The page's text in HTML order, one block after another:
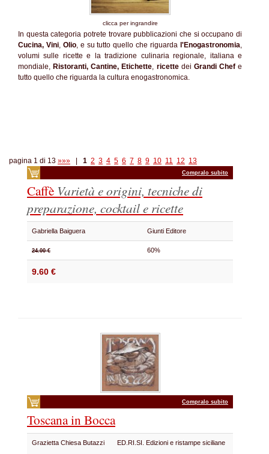
clicca per ingrandire
In questa categoria potrete trovare pubblicazioni che si occupano di
Cucina, Vini, Olio, e su tutto quello che riguarda l'Enogastronomia,
volumi sulle ricette e la tradizione culinaria regionale, italiana e
mondiale, Ristoranti, Cantine, Etichette, ricettedei Grandi Chefe
tutto quello che riguarda la cultura enogastronomica.
pagina 1 di 13 »»» 1 2 3 4 5 6 7 8 9 10 11 12 13
Compralo subito
Caffè Varietà e origini, tecniche di
preparazione, cocktail e ricette
Gabriella Baiguera Giunti Editore
24.00 € 60%
9.60 €
Compralo subito
Toscana in Bocca
Grazietta Chiesa Butazzi ED.RI.SI. Edizioni e ristampe siciliane